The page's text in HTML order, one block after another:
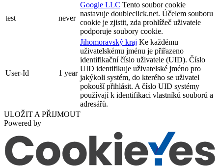
test never
Google LLC Tento soubor cookie
nastavuje doubleclick.net. Účelem souboru
cookie je zjistit, zda prohlížeč uživatele
podporuje soubory cookie.
User-Id 1 year
Jihomoravský kraj Ke každému
uživatelskému jménu je přiřazeno
identifikační číslo uživatele (UID). Číslo
UID identifikuje uživatelské jméno pro
jakýkoli systém, do kterého se uživatel
pokouší přihlásit. A číslo UID systémy
používají k identifikaci vlastníků souborů a
adresářů.
ULOŽIT A PŘIJMOUT
Powered by